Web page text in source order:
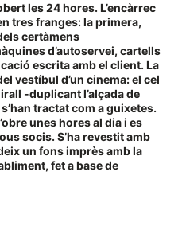
les 24 hores. L’encàrrec
tres franges: la primera,
certàmens
d’autoservei, cartells
escrita amb el client. La
vestíbul d’un cinema: el cel
-duplicant l’alçada de
tractat com a guixetes.
unes hores al dia i es
socis. S’ha revestit amb
un fons imprès amb la
fet a base de